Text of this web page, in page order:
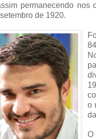
permanecendo nos
de 1920.
o
O